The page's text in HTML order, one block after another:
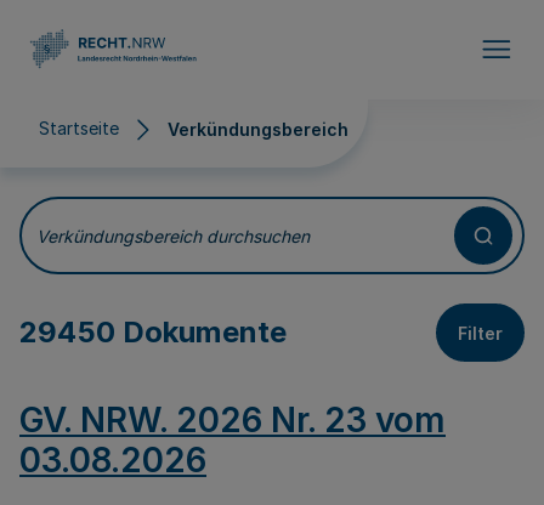
Startseite Verkündungsbereich
Verkündungsbereich
Verkündungsbereich durchsuchen
29450 Dokumente Filter
GV. NRW. 2026 Nr. 23 vom
03.08.2026